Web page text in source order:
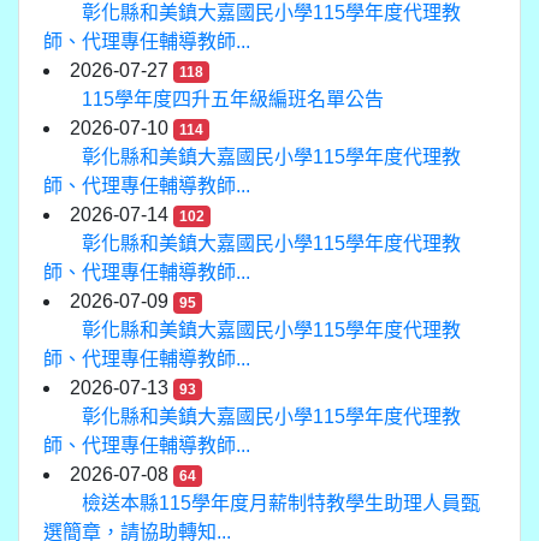
彰化縣和美鎮大嘉國民小學115學年度代理教
師、代理專任輔導教師...
2026-07-27
118
115學年度四升五年級編班名單公告
2026-07-10
114
彰化縣和美鎮大嘉國民小學115學年度代理教
師、代理專任輔導教師...
2026-07-14
102
彰化縣和美鎮大嘉國民小學115學年度代理教
師、代理專任輔導教師...
2026-07-09
95
彰化縣和美鎮大嘉國民小學115學年度代理教
師、代理專任輔導教師...
2026-07-13
93
彰化縣和美鎮大嘉國民小學115學年度代理教
師、代理專任輔導教師...
2026-07-08
64
檢送本縣115學年度月薪制特教學生助理人員甄
選簡章，請協助轉知...